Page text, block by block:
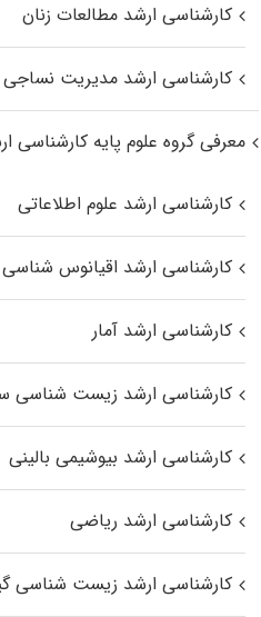
کارشناسی ارشد مطالعات زنان
کارشناسی ارشد مدیریت نساجی
معرفی گروه علوم پایه کارشناسی
کارشناسی ارشد علوم اطلاعاتی
کارشناسی ارشد اقیانوس‌
کارشناسی ارشد آمار
کارشناسی ارشد زیست شناسی
کارشناسی ارشد بیوشیمی بالینی
کارشناسی ارشد ریاضی
کارشناسی ارشد زیست‌ شناسی